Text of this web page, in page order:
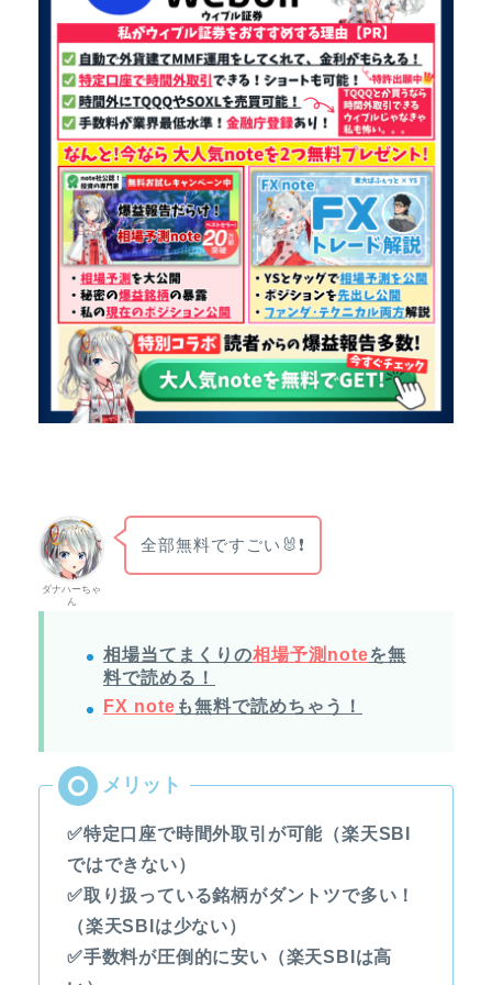
ダナハーちゃ
ん
全部無料ですごい🐰❗
相場当てまくりの相場予測noteを無
料で読める！
FX note も無料で読めちゃう！
✅特定口座で時間外取引が可能（楽天SBI
ではできない）
✅取り扱っている銘柄がダントツで多い！
（楽天SBIは少ない）
✅手数料が圧倒的に安い（楽天SBIは高